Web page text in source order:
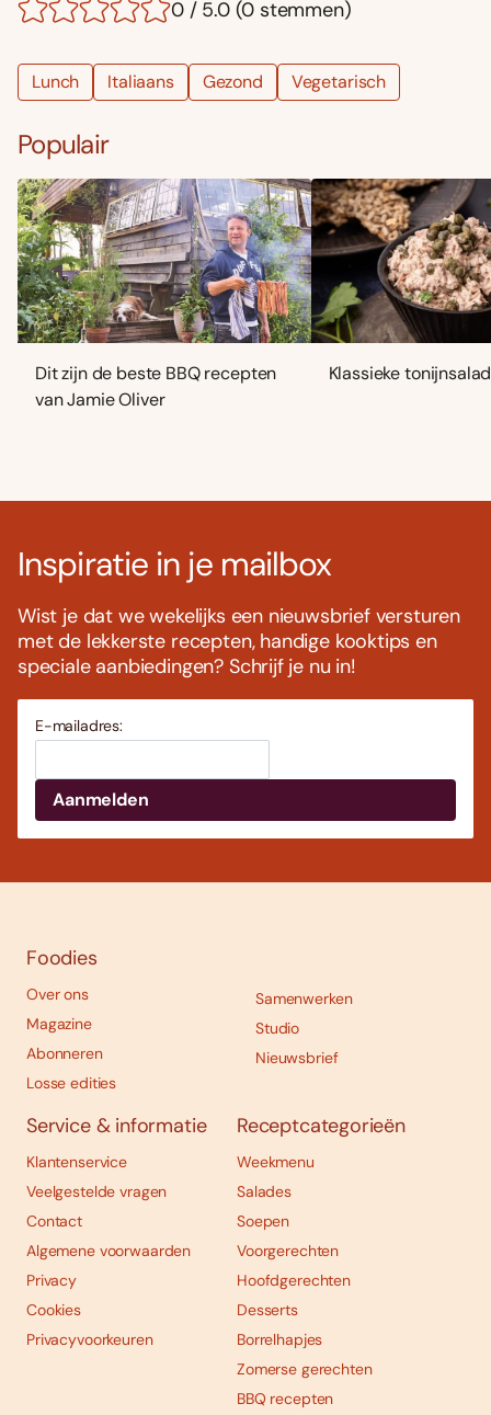
0 / 5.0 (0 stemmen)
Lunch Italiaans Gezond Vegetarisch
Populair
Dit zijn de beste BBQ recepten
van Jamie Oliver
Klassieke
Inspiratie in je mailbox
Wist je dat we wekelijks een nieuwsbrief versturen
met de lekkerste recepten, handige kooktips en
speciale aanbiedingen? Schrijf je nu in!
E-mailadres:
Foodies
Over ons
Magazine
Abonneren
Losse edities
Samenwerken
Studio
Nieuwsbrief
Service & informatie
Klantenservice
Veelgestelde vragen
Contact
Algemene voorwaarden
Privacy
Cookies
Privacyvoorkeuren
Receptcategorieën
Weekmenu
Salades
Soepen
Voorgerechten
Hoofdgerechten
Desserts
Borrelhapjes
Zomerse gerechten
BBQ recepten